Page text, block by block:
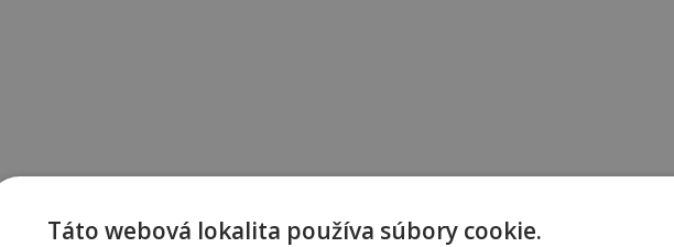
Táto webová lokalita používa súbory cookie.